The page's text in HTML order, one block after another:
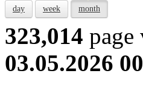
day week month
323,014 page
03.05.2026